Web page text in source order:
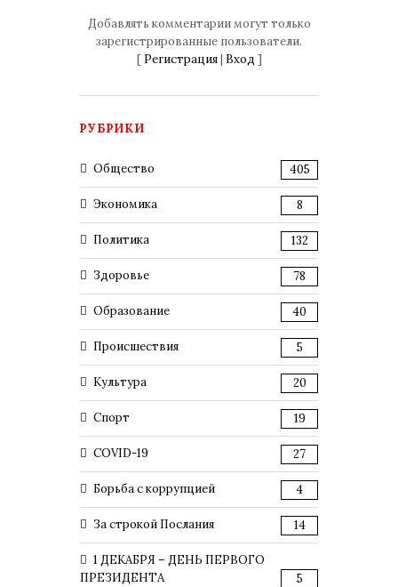
Добавлять комментарии могут только
зарегистрированные пользователи.
[ Регистрация| Вход ]
РУБРИКИ
Общество 405
Экономика 8
Политика 132
Здоровье 78
Образование 40
Происшествия 5
Культура 20
Спорт 19
COVID-19 27
Борьба с коррупцией 4
За строкой Послания 14
1 ДЕКАБРЯ – ДЕНЬ ПЕРВОГО
ПРЕЗИДЕНТА
5